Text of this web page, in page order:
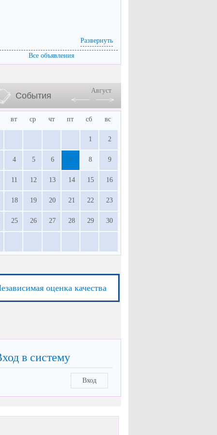
Развернуть
Все объявления
События
Август
вт ср чт пт сб вс
1 2
4 5 6 7 8 9
11 12 13 14 15 16
18 19 20 21 22 23
25 26 27 28 29 30
оценка качества
в систему
Вход